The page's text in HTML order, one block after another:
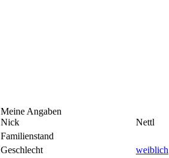
Meine Angaben
Nick
Nettl
Familienstand
Geschlecht
weiblich